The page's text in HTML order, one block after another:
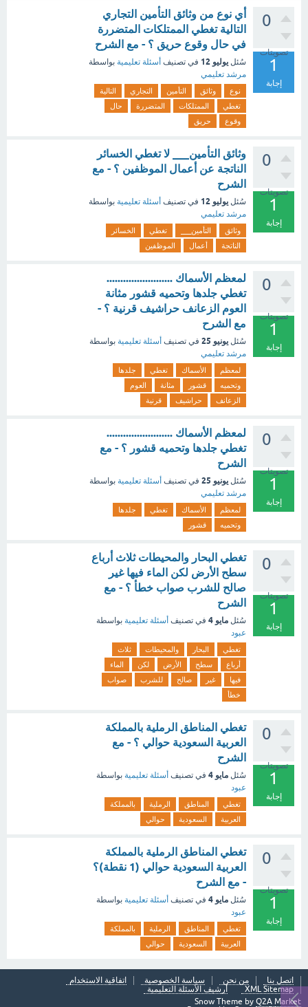
0
تصويتات
1
إجابة
أي نوع من وثائق التأمين التجاري
التالية تغطي الممتلكات المتضررة
في حال وقوع حريق ؟ - مع الشرح
سُئل يوليو 12 في تصنيف أسئلة تعليمية بواسطة
مرشد تعليمي
نوع وثائق التأمين التجاري
التالية
تغطي
الممتلكات المتضررة
حال
وقوع
حريق
0
تصويتات
1
إجابة
وثائق التأمين___ لا تغطي الخسائر
الناتجة عن أعمال الموظفين ؟ - مع
الشرح
سُئل يوليو 12 في تصنيف أسئلة تعليمية بواسطة
مرشد تعليمي
وثائق التأمين___ تغطي
الخسائر
الناتجة
أعمال الموظفين
0
تصويتات
1
إجابة
لمعظم الأسماك ........................
تغطي جلدها وتحميه قشور مثانة
العوم الزعانف حراشيف قرنية ؟ -
مع الشرح
سُئل يونيو 25 في تصنيف أسئلة تعليمية بواسطة
مرشد تعليمي
لمعظم الأسماك تغطي
جلدها
وتحميه
قشور مثانة
العوم
الزعانف
حراشيف قرنية
0
تصويتات
1
إجابة
لمعظم الأسماك ........................
تغطي جلدها وتحميه قشور ؟ - مع
الشرح
سُئل يونيو 25 في تصنيف أسئلة تعليمية بواسطة
مرشد تعليمي
لمعظم الأسماك تغطي
جلدها
وتحميه
قشور
0
تصويتات
1
إجابة
تغطي البحار والمحيطات ثلاث أرباع
سطح الأرض لكن الماء فيها غير
صالح للشرب صواب خطأ ؟ - مع
الشرح
سُئل مايو 4 في تصنيف أسئلة تعليمية بواسطة
عبود
تغطي البحار والمحيطات
ثلاث
أرباع
سطح الأرض لكن
الماء
فيها
غير صالح للشرب
صواب
خطأ
0
تصويتات
1
إجابة
تغطي المناطق الرملية بالمملكة
العربية السعودية حوالي ؟ - مع
الشرح
سُئل مايو 4 في تصنيف أسئلة تعليمية بواسطة
عبود
تغطي المناطق الرملية
بالمملكة
العربية
السعودية حوالي
0
تصويتات
1
إجابة
تغطي المناطق الرملية بالمملكة
العربية السعودية حوالي (1 نقطة)؟
- مع الشرح
سُئل مايو 4 في تصنيف أسئلة تعليمية بواسطة
عبود
تغطي المناطق الرملية
بالمملكة
العربية
السعودية حوالي
اتصل بنا من نحن سياسة الخصوصية
اتفاقية الاستخدام
XML Sitemap
أرشيف الأسئلة التعليمية
Snow Theme by Q2A Market